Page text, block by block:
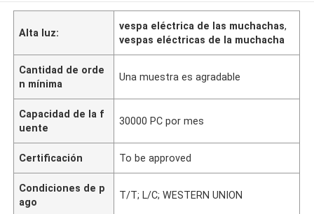
Alta luz:
vespa eléctrica de las muchachas,
vespas eléctricas de la muchacha
Cantidad de orde
n mínima
Una muestra es agradable
Capacidad de la f
uente
30000 PC por mes
Certificación To be approved
Condiciones de p
ago
T/T; L/C; WESTERN UNION